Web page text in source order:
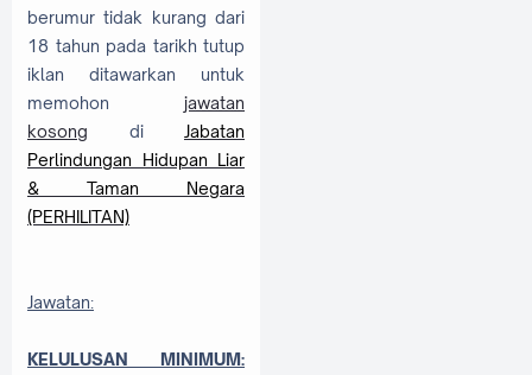
berumur tidak kurang dari
18 tahun pada tarikh tutup
iklan ditawarkan untuk
memohon jawatan
kosong di
Jabatan
Perlindungan Hidupan Liar
& Taman Negara
(PERHILITAN)
Jawatan:
KELULUSAN MINIMUM: